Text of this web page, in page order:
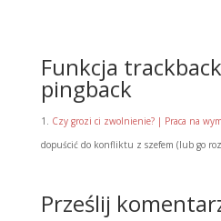
Funkcja
pingback
Czy grozi ci zwolnienie? | Praca na
dopuścić do konfliktu z szefem (lub go
Prześlij